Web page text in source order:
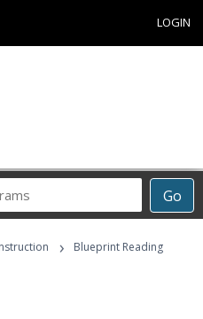
LOGIN
Go
›
Blueprint Reading